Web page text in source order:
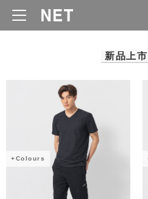
WOMEN MEN
新品上市
+Colours